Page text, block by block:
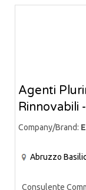
Agenti
Rinnovabili
Company/Brand:
Abruzzo
Consulente